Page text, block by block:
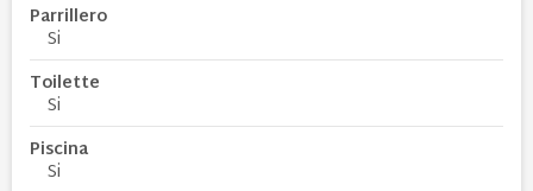
Parrillero
Si
Toilette
Si
Piscina
Si